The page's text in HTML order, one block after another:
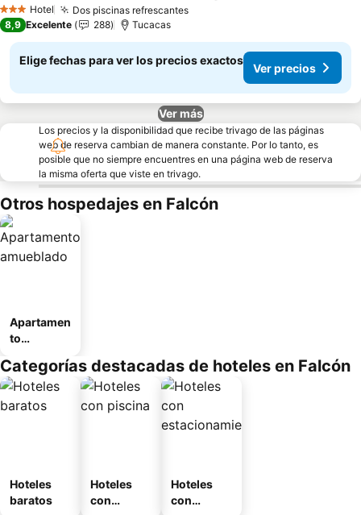
3 Estrellas
Hotel Dos piscinas refrescantesVer precios
8,9 Excelente 288 Tucacas
Elige fechas para ver los precios exactos
Ver precios
Ver más
Los precios y la disponibilidad que recibe trivago de las páginas
web de reserva cambian de manera constante. Por lo tanto, es
posible que no siempre encuentres en una página web de reserva
la misma oferta que viste en trivago.
Otros hospedajes en Falcón
Apartamen
to
o
Categorías destacadas de hoteles en Falcón
Hoteles
baratos
Hoteles
con
Hoteles
con